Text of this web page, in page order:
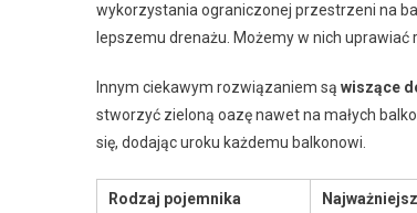
wykorzystania ograniczonej przestrzeni na
lepszemu drenażu. Możemy w nich
Innym ciekawym rozwiązaniem są wiszące
stworzyć zieloną oazę nawet na małych
się, dodając uroku każdemu balkonowi.
Rodzaj pojemnika